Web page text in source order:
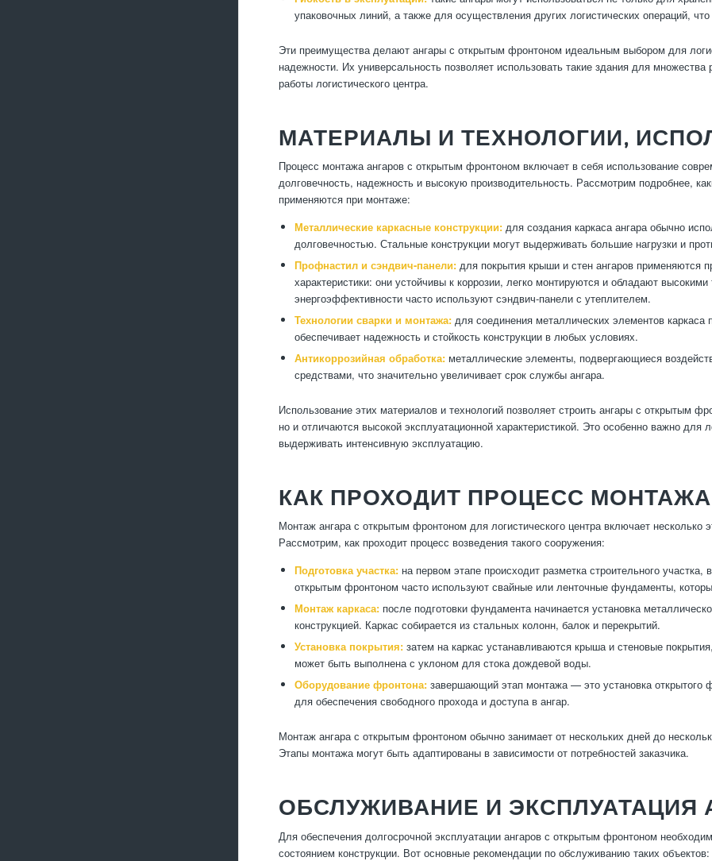
упаковочных линий, а также для осуществления других логистических операций,
Эти преимущества делают ангары с открытым фронтоном идеальным выбором для
надежности. Их универсальность позволяет использовать такие здания для
работы логистического центра.
МАТЕРИАЛЫ И ТЕХНОЛОГИИ,
Процесс монтажа ангаров с открытым фронтоном включает в себя использование
долговечность, надежность и высокую производительность. Рассмотрим подробнее,
применяются при монтаже:
Металлические каркасные конструкции: для создания каркаса ангара обычно
долговечностью. Стальные конструкции могут выдерживать большие нагрузки и
Профнастил и сэндвич-панели: для покрытия крыши и стен ангаров применяются
характеристики: они устойчивы к коррозии, легко монтируются и обладают
энергоэффективности часто используют сэндвич-панели с утеплителем.
Технологии сварки и монтажа: для соединения металлических элементов
обеспечивает надежность и стойкость конструкции в любых условиях.
Антикоррозийная обработка: металлические элементы, подвергающиеся
средствами, что значительно увеличивает срок службы ангара.
Использование этих материалов и технологий позволяет строить ангары с открытым
но и отличаются высокой эксплуатационной характеристикой. Это особенно важно для
выдерживать интенсивную эксплуатацию.
КАК ПРОХОДИТ ПРОЦЕСС МОНТАЖА
Монтаж ангара с открытым фронтоном для логистического центра включает
Рассмотрим, как проходит процесс возведения такого сооружения:
Подготовка участка: на первом этапе происходит разметка строительного
открытым фронтоном часто используют свайные или ленточные фундаменты,
Монтаж каркаса: после подготовки фундамента начинается установка
конструкцией. Каркас собирается из стальных колонн, балок и перекрытий.
Установка покрытия: затем на каркас устанавливаются крыша и стеновые
может быть выполнена с уклоном для стока дождевой воды.
Оборудование фронтона: завершающий этап монтажа — это установка открытого
для обеспечения свободного прохода и доступа в ангар.
Монтаж ангара с открытым фронтоном обычно занимает от нескольких дней до
Этапы монтажа могут быть адаптированы в зависимости от потребностей заказчика.
ОБСЛУЖИВАНИЕ И ЭКСПЛУАТАЦИЯ
Для обеспечения долгосрочной эксплуатации ангаров с открытым фронтоном
состоянием конструкции. Вот основные рекомендации по обслуживанию таких объектов: